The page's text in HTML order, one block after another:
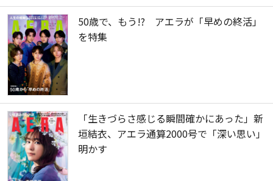
50歳で、もう!? アエラが「早めの終活」
を特集
「生きづらさ感じる瞬間確かにあった」新
垣結衣、アエラ通算2000号で「深い思い」
明かす